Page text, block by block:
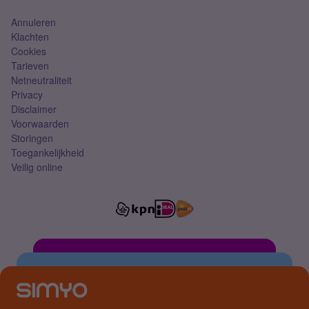
Annuleren
Klachten
Cookies
Tarieven
Netneutraliteit
Privacy
Disclaimer
Voorwaarden
Storingen
Toegankelijkheid
Veilig online